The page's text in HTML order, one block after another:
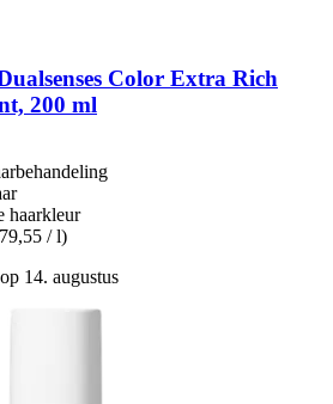
Color Extra Rich
200 ml
haarkleur
/ l)
14. augustus